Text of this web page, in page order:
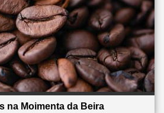
na Moimenta da Beira